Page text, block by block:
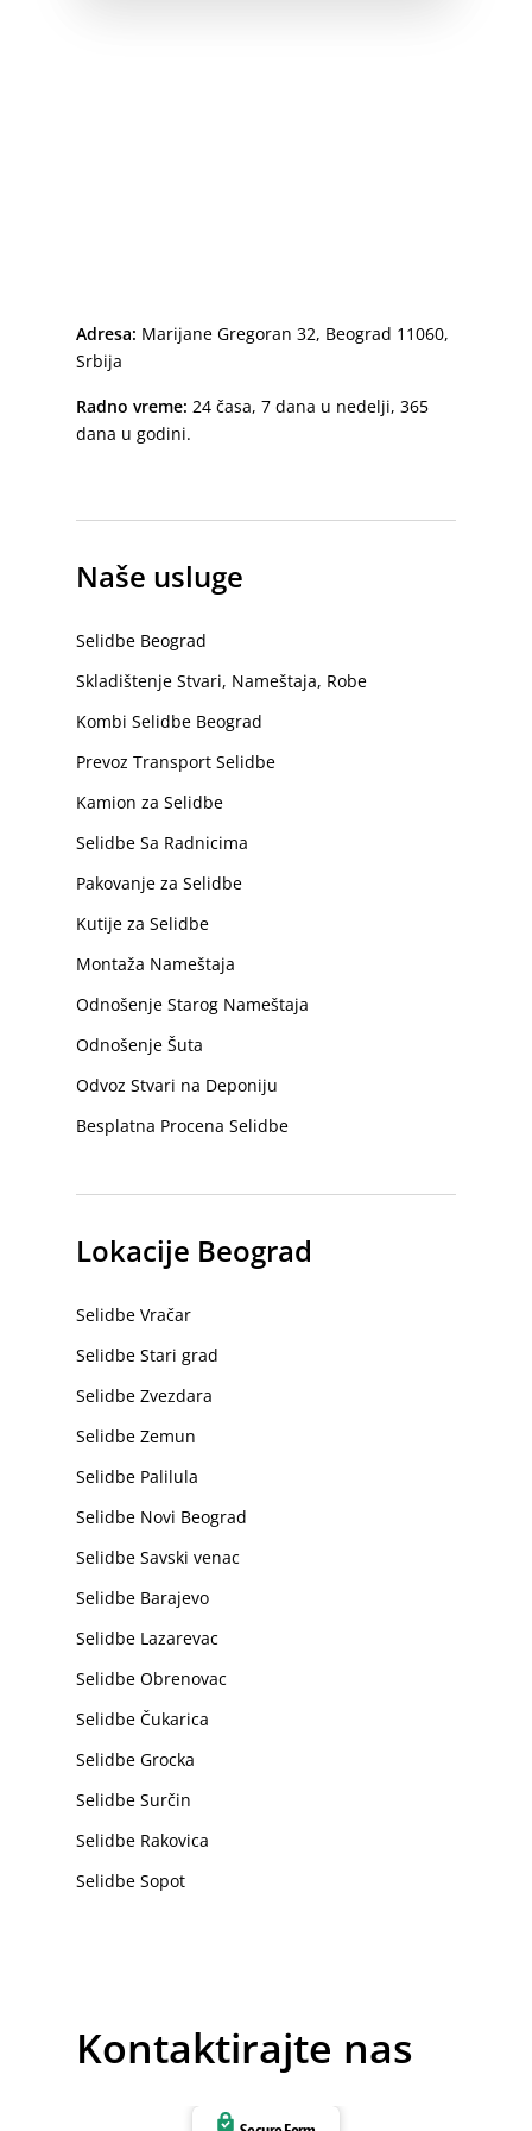
Adresa: Marijane Gregoran 32, Beograd 11060,
Srbija
Radno vreme: 24 časa, 7 dana u nedelji, 365
dana u godini.
Naše usluge
Selidbe Beograd
Skladištenje Stvari, Nameštaja, Robe
Kombi Selidbe Beograd
Prevoz Transport Selidbe
Kamion za Selidbe
Selidbe Sa Radnicima
Pakovanje za Selidbe
Kutije za Selidbe
Montaža Nameštaja
Odnošenje Starog Nameštaja
Odnošenje Šuta
Odvoz Stvari na Deponiju
Besplatna Procena Selidbe
Lokacije Beograd
Selidbe Vračar
Selidbe Stari grad
Selidbe Zvezdara
Selidbe Zemun
Selidbe Palilula
Selidbe Novi Beograd
Selidbe Savski venac
Selidbe Barajevo
Selidbe Lazarevac
Selidbe Obrenovac
Selidbe Čukarica
Selidbe Grocka
Selidbe Surčin
Selidbe Rakovica
Selidbe Sopot
Kontaktirajte nas